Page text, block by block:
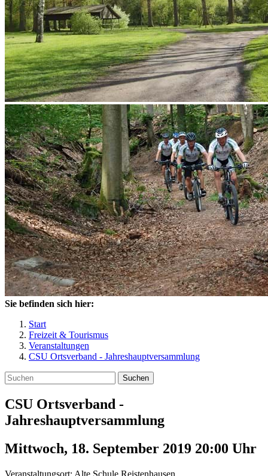
Sie befinden sich hier:
Start
Freizeit & Tourismus
Veranstaltungen
CSU Ortsverband - Jahreshauptversammlung
Suchen
CSU Ortsverband -
Jahreshauptversammlung
Mittwoch, 18. September 2019 20:00 Uhr
Veranstaltungsort: Alte Schule Reistenhausen